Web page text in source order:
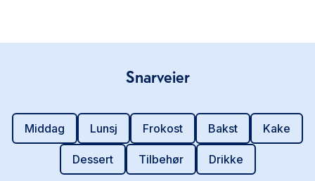
Snarveier
Middag Lunsj Frokost Bakst Kake
Dessert Tilbehør Drikke